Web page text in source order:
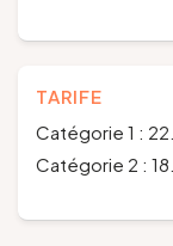
TARIFE
Catégorie 1 :
Catégorie 2 :